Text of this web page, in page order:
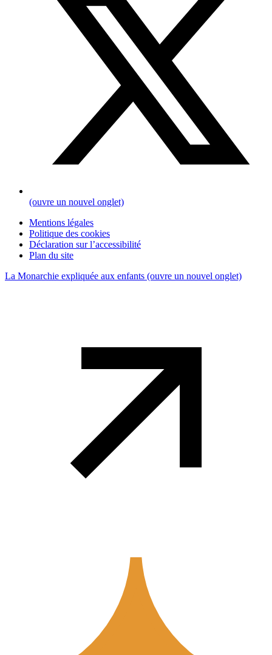
(ouvre un nouvel onglet)
Mentions légales
Politique des cookies
Déclaration sur l’accessibilité
Plan du site
La Monarchie expliquée aux enfants (ouvre un nouvel onglet)